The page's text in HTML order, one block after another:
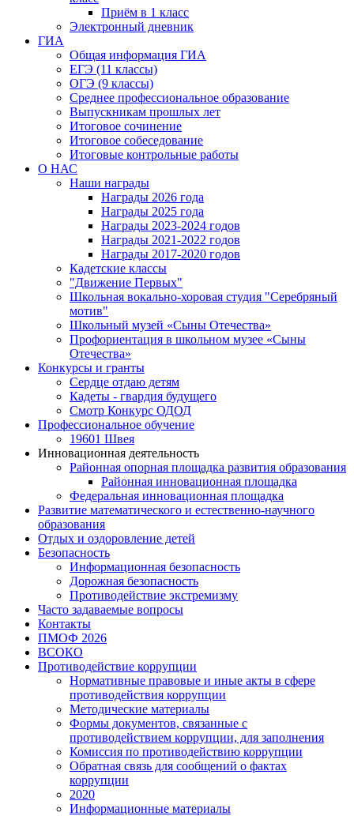
Приём в 1 класс
Электронный дневник
ГИА
Общая информация ГИА
ЕГЭ (11 классы)
ОГЭ (9 классы)
Среднее профессиональное образование
Выпускникам прошлых лет
Итоговое сочинение
Итоговое собеседование
Итоговые контрольные работы
О НАС
Наши награды
Награды 2026 года
Награды 2025 года
Награды 2023-2024 годов
Награды 2021-2022 годов
Награды 2017-2020 годов
Кадетские классы
"Движение Первых"
Школьная вокально-хоровая студия "Серебряный
мотив"
Школьный музей «Сыны Отечества»
Профориентация в школьном музее «Сыны
Отечества»
Конкурсы и гранты
Сердце отдаю детям
Кадеты - гвардия будущего
Смотр Конкурс ОДОД
Профессиональное обучение
19601 Швея
Инновационная деятельность
Районная опорная площадка развития образования
Районная инновационная площадка
Федеральная инновационная площадка
Развитие математического и естественно-научного
образования
Отдых и оздоровление детей
Безопасность
Информационная безопасность
Дорожная безопасность
Противодействие экстремизму
Часто задаваемые вопросы
Контакты
ПМОФ 2026
ВСОКО
Противодействие коррупции
Нормативные правовые и иные акты в сфере
противодействия коррупции
Методические материалы
Формы документов, связанные с
противодействием коррупции, для заполнения
Комиссия по противодействию коррупции
Обратная связь для сообщений о фактах
коррупции
2020
Информационные материалы